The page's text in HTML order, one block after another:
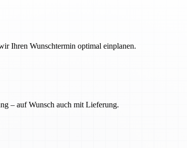
Ihren Wunschtermin optimal einplanen.
– auf Wunsch auch mit Lieferung.